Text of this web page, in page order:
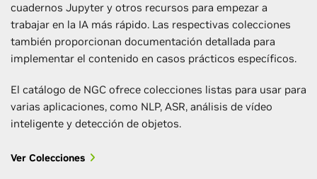
cuadernos Jupyter y otros recursos para empezar a
trabajar en la IA más rápido. Las respectivas colecciones
también proporcionan documentación detallada para
implementar el contenido en casos prácticos específicos.
El catálogo de NGC ofrece colecciones listas para usar para
varias aplicaciones, como NLP, ASR, análisis de vídeo
inteligente y detección de objetos.
Ver Colecciones